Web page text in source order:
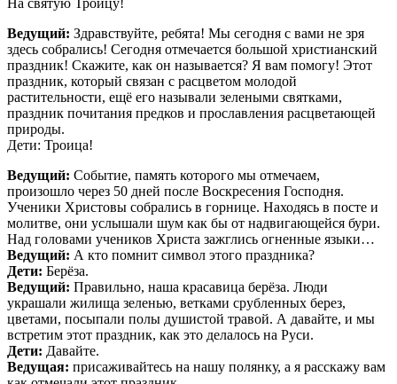
Ведущий: Здравствуйте, ребята! Мы сегодня с вами не зря
здесь собрались! Сегодня отмечается большой христианский
праздник! Скажите, как он называется? Я вам помогу! Этот
праздник, который связан с расцветом молодой
растительности, ещё его называли зелеными святками,
праздник почитания предков и прославления расцветающей
природы.
Дети: Троица!
Ведущий: Событие, память которого мы отмечаем,
произошло через 50 дней после Воскресения Господня.
Ученики Христовы собрались в горнице. Находясь в посте и
молитве, они услышали шум как бы от надвигающейся бури.
Над головами учеников Христа зажглись огненные языки…
Ведущий: А кто помнит символ этого праздника?
Дети: Берёза.
Ведущий: Правильно, наша красавица берёза. Люди
украшали жилища зеленью, ветками срубленных берез,
цветами, посыпали полы душистой травой. А давайте, и мы
встретим этот праздник, как это делалось на Руси.
Дети: Давайте.
Ведущая: присаживайтесь на нашу полянку, а я расскажу вам